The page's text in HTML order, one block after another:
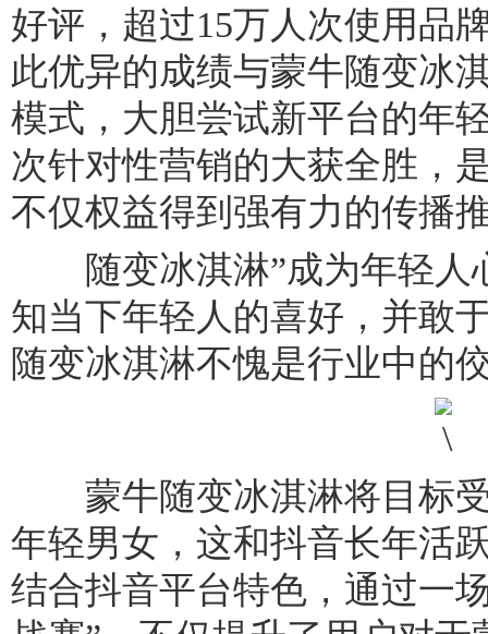
好评，超过15万人次使用品
此优异的成绩与蒙牛随变冰
模式，大胆尝试新平台的年
次针对性营销的大获全胜，
不仅权益得到强有力的传播
随变冰淇淋”成为年轻人心
知当下年轻人的喜好，并敢
随变冰淇淋不愧是行业中的
蒙牛随变冰淇淋将目标受
年轻男女，这和抖音长年活
结合抖音平台特色，通过一